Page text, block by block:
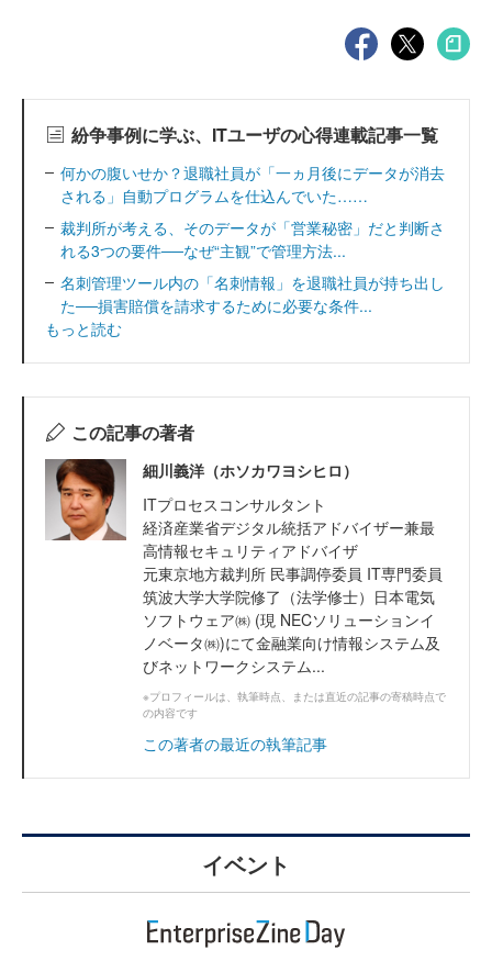
紛争事例に学ぶ、ITユーザの心得連載記事一覧
何かの腹いせか？退職社員が「一ヵ月後にデータが消去
される」自動プログラムを仕込んでいた……
裁判所が考える、そのデータが「営業秘密」だと判断さ
れる3つの要件──なぜ“主観”で管理方法...
名刺管理ツール内の「名刺情報」を退職社員が持ち出し
た──損害賠償を請求するために必要な条件...
もっと読む
この記事の著者
細川義洋（ホソカワヨシヒロ）
ITプロセスコンサルタント
経済産業省デジタル統括アドバイザー兼最
高情報セキュリティアドバイザ
元東京地方裁判所 民事調停委員 IT専門委員
筑波大学大学院修了（法学修士）日本電気
ソフトウェア㈱ (現 NECソリューションイ
ノベータ㈱)にて金融業向け情報システム及
びネットワークシステム...
※プロフィールは、執筆時点、または直近の記事の寄稿時点で
の内容です
この著者の最近の執筆記事
イベント